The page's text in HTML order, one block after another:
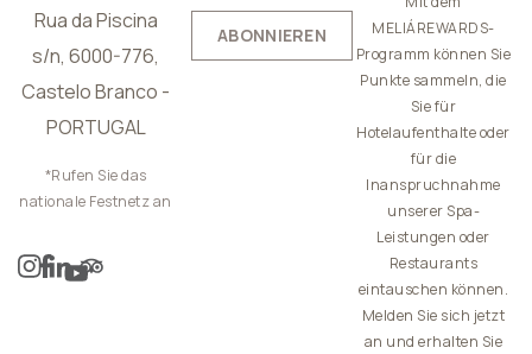
Rua da Piscina
s/n, 6000-776,
Castelo Branco -
PORTUGAL
*Rufen Sie das
nationale Festnetz an
ABONNIEREN
MELIÁREWARDS-
Programm können Sie
Punkte sammeln, die
Sie für
Hotelaufenthalte oder
für die
Inanspruchnahme
unserer Spa-
Leistungen oder
Restaurants
eintauschen können.
Melden Sie sich jetzt
an und erhalten Sie